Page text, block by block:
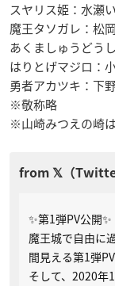
スヤリス姫：水瀬
魔王タソガレ：松
あくましゅうどう
はりとげマジロ：
勇者アカツキ：下
※敬称略
※山崎みつえの崎
✨第1弾PV公開✨
魔王城で自由に
間見える第1弾
そして、2020年